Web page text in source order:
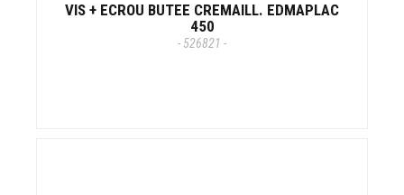
VIS + ECROU BUTEE CREMAILL. EDMAPLAC
450
- 526821 -